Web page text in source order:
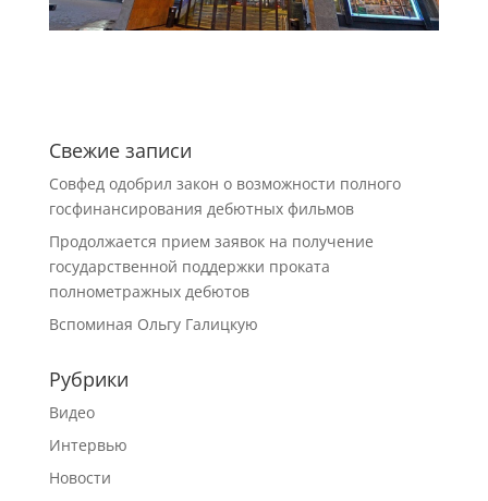
Свежие записи
Совфед одобрил закон о возможности полного
госфинансирования дебютных фильмов
Продолжается прием заявок на получение
государственной поддержки проката
полнометражных дебютов
Вспоминая Ольгу Галицкую
Рубрики
Видео
Интервью
Новости